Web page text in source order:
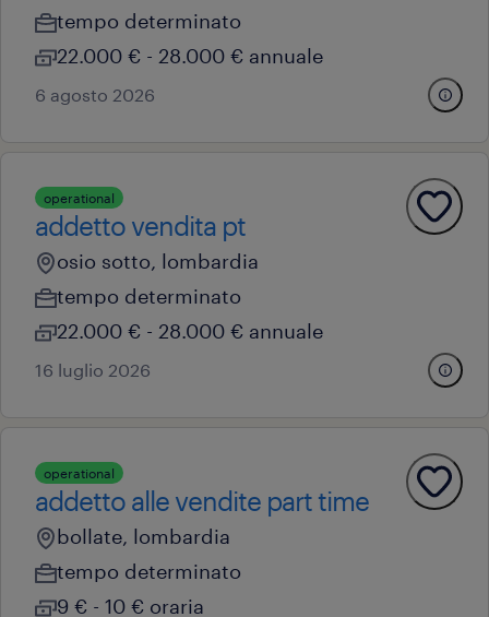
tempo determinato
22.000 € - 28.000 € annuale
6 agosto 2026
operational
addetto vendita pt
osio sotto, lombardia
tempo determinato
22.000 € - 28.000 € annuale
16 luglio 2026
operational
addetto alle vendite part time
bollate, lombardia
tempo determinato
9 € - 10 € oraria